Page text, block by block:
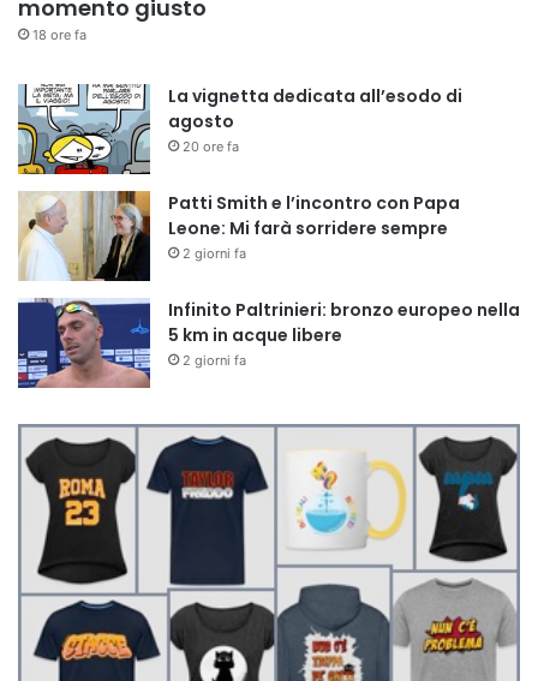
momento giusto
18 ore fa
La vignetta dedicata all’esodo di
agosto
20 ore fa
Patti Smith e l’incontro con Papa
Leone: Mi farà sorridere sempre
2 giorni fa
Infinito Paltrinieri: bronzo europeo nella
5 km in acque libere
2 giorni fa